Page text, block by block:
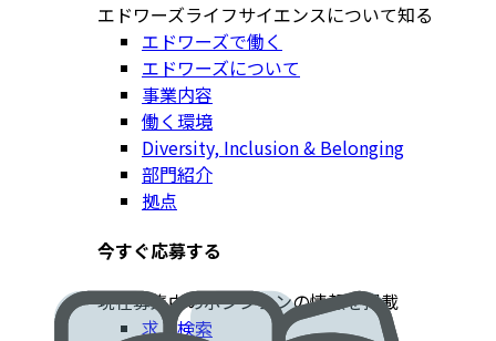
エドワーズライフサイエンスについて知る
エドワーズで働く
エドワーズについて
事業内容
働く環境
Diversity, Inclusion & Belonging
部門紹介
拠点
今すぐ応募する​
現在募集中のポジションの情報を掲載​
求人検索